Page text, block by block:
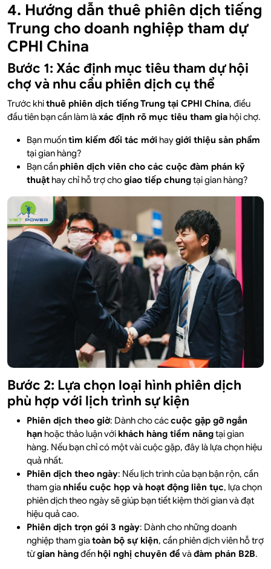
4. Hướng dẫn thuê phiên dịch tiếng
Trung cho doanh nghiệp tham dự
CPHI China
Bước 1: Xác định mục tiêu tham dự hội
chợ và nhu cầu phiên dịch cụ thể
Trước khithuê phiên dịch tiếng Trung tại CPHI China, điều
đầu tiên bạn cần làm làxác định rõ mục tiêu tham gia hội chợ.
Bạn muốntìm kiếm đối tác mới haygiới thiệu sản phẩm
tại gian hàng?
Bạn cầnphiên dịch viên cho các cuộc đàm phán kỹ
thuật hay chỉ hỗ trợ chogiao tiếp chungtại gian hàng?
Bước 2: Lựa chọn loại hình phiên dịch
phù hợp với lịch trình sự kiện
Phiên dịch theo giờ: Dành cho cáccuộc gặp gỡ ngắn
hạn hoặc thảo luận với khách hàng tiềm năngtại gian
hàng. Nếu bạn chỉ có một vài cuộc gặp, đây là lựa chọn hiệu
quả nhất.
Phiên dịch theo ngày: Nếu lịch trình của bạn bận rộn, cần
tham gia nhiều cuộc họp và hoạt động liên tục, lựa chọn
phiên dịch theo ngày sẽ giúp bạn tiết kiệm thời gian và đạt
hiệu quả cao.
Phiên dịch trọn gói 3 ngày: Dành cho những doanh
nghiệp tham giatoàn bộ sự kiện, cần phiên dịch viên hỗ trợ
từgian hàngđến hội nghị chuyên đềvàđàm phán B2B.